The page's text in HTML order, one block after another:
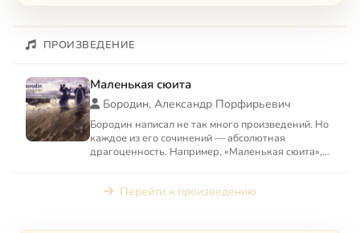
ПРОИЗВЕДЕНИЕ
Маленькая сюита
Бородин, Александр Порфирьевич
Бородин написал не так много произведений. Но
каждое из его сочинений — абсолютная
драгоценность. Например, «Маленькая сюита»,
Перейти к произведению